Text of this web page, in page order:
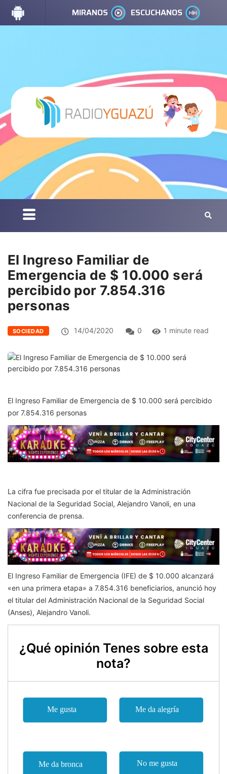
MIRANOS ESCUCHANOS
El Ingreso Familiar de
Emergencia de $ 10.000 será
percibido por 7.854.316
personas
SOCIEDAD 14/04/2020 0 1 minute read
El Ingreso Familiar de Emergencia de $ 10.000 será percibido
por 7.854.316 personas
La cifra fue precisada por el titular de la Administración
Nacional de la Seguridad Social, Alejandro Vanoli, en una
conferencia de prensa.
El Ingreso Familiar de Emergencia (IFE) de $ 10.000 alcanzará
«en una primera etapa» a 7.854.316 beneficiarios, anunció hoy
el titular del Administración Nacional de la Seguridad Social
(Anses), Alejandro Vanoli.
¿Qué opinión Tenes sobre esta
nota?